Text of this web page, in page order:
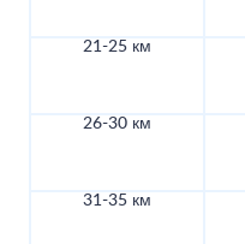
21-25 км
26-30 км
31-35 км